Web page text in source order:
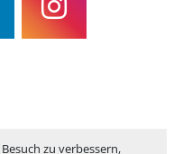
zu verbessern,
instagram